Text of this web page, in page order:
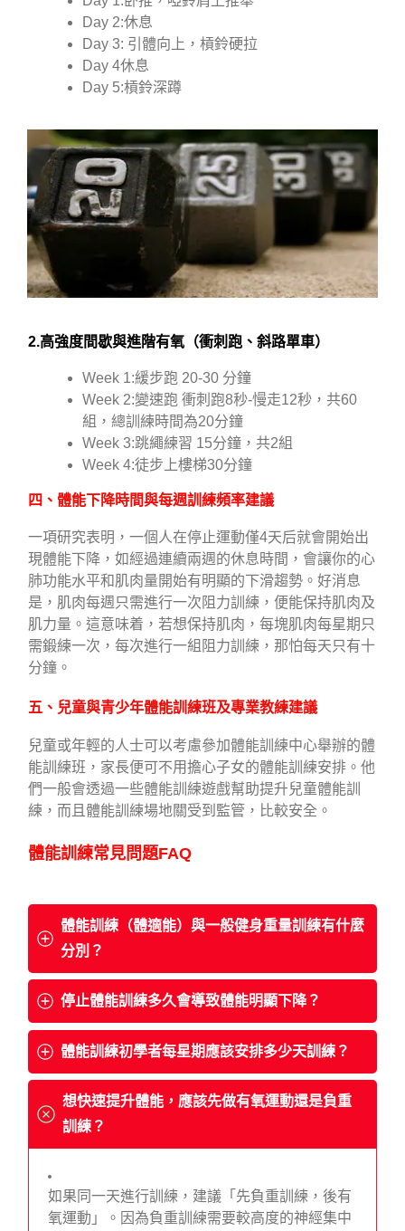
Day 2:休息
Day 3: 引體向上，槓鈴硬拉
Day 4休息
Day 5:槓鈴深蹲
2.高強度間歇與進階有氧（衝刺跑、斜路單車）
Week 1:緩步跑 20-30 分鐘
Week 2:變速跑 衝刺跑8秒-慢走12秒，共60
組，總訓練時間為20分鐘
Week 3:跳繩練習 15分鐘，共2組
Week 4:徒步上樓梯30分鐘
四、體能下降時間與每週訓練頻率建議
一項研究表明，一個人在停止運動僅4天后就會開始出
現體能下降，如經過連續兩週的休息時間，會讓你的心
肺功能水平和肌肉量開始有明顯的下滑趨勢。好消息
是，肌肉每週只需進行一次阻力訓練，便能保持肌肉及
肌力量。這意味着，若想保持肌肉，每塊肌肉每星期只
需鍛練一次，每次進行一組阻力訓練，那怕每天只有十
分鐘。
五、兒童與青少年體能訓練班及專業教練建議
兒童或年輕的人士可以考慮參加體能訓練中心舉辦的體
能訓練班，家長便可不用擔心子女的體能訓練安排。他
們一般會透過一些體能訓練遊戲幫助提升兒童體能訓
練，而且體能訓練場地關受到監管，比較安全。
體能訓練常見問題FAQ
體能訓練（體適能）與一般健身重量訓練有什麼
分別？
停止體能訓練多久會導致體能明顯下降？
體能訓練初學者每星期應該安排多少天訓練？
想快速提升體能，應該先做有氧運動還是負重
訓練？
如果同一天進行訓練，建議「先負重訓練，後有
氧運動」。因為負重訓練需要較高度的神經集中